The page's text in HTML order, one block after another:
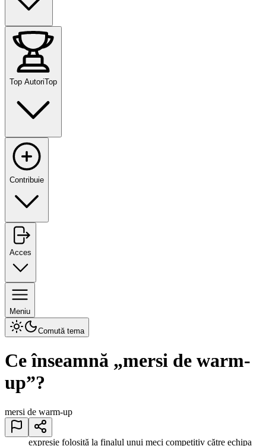
Top AutoriTop
Contribuie
Acces
Meniu
Comută tema
Ce înseamnă „mersi de warm-
up”?
mersi de warm-up
expresie folosită la finalul unui meci competitiv către echipa